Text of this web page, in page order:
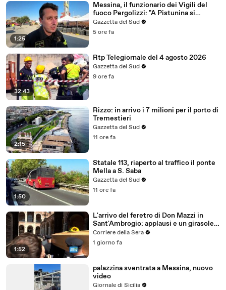
1:25
Messina, il funzionario dei Vigili del
fuoco Pergolizzi: "A Pistunina si
continua a lavorare con la stessa
intensità" VIDEO
Gazzetta del Sud
5 ore fa
32:43
Rtp Telegiornale del 4 agosto 2026
Gazzetta del Sud
9 ore fa
2:15
Rizzo: in arrivo i 7 milioni per il porto di
Tremestieri
Gazzetta del Sud
11 ore fa
1:50
Statale 113, riaperto al traffico il ponte
Mella a S. Saba
Gazzetta del Sud
11 ore fa
1:52
L'arrivo del feretro di Don Mazzi in
Sant'Ambrogio: applausi e un girasole
sulla bara
Corriere della Sera
1 giorno fa
palazzina sventrata a Messina, nuovo
video
Giornale di Sicilia